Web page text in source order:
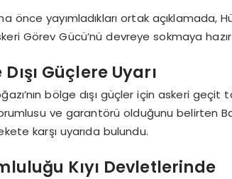
önce yayımladıkları ortak açıklamada,
Görev Gücü’nü devreye sokmaya
Güçlere Uyarı
bölge dışı güçler için askeri geçit
ve garantörü olduğunu belirten
karşı uyarıda bulundu.
Kıyı Devletlerinde